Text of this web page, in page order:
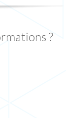
?